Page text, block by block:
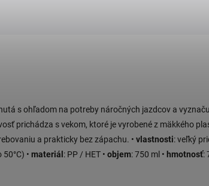
s ohľadom na potreby náročných jazdcov a
prichádza s vekom, ktoré je vyrobené z mäkkého
a prakticky bez zápachu. • vlastnosti: veľký
• materiál : PP / HET • objem: 750 ml • hmotnosť: